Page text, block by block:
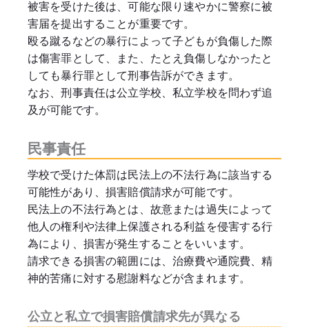
被害を受けた後は、可能な限り速やかに警察に被
害届を提出することが重要です。
殴る蹴るなどの暴行によって子どもが負傷した際
は傷害罪として、また、たとえ負傷しなかったと
しても暴行罪として刑事告訴ができます。
なお、刑事責任は公立学校、私立学校を問わず追
及が可能です。
民事責任
学校で受けた体罰は民法上の不法行為に該当する
可能性があり、損害賠償請求が可能です。
民法上の不法行為とは、故意または過失によって
他人の権利や法律上保護される利益を侵害する行
為により、損害が発生することをいいます。
請求できる損害の範囲には、治療費や通院費、精
神的苦痛に対する慰謝料などが含まれます。
公立と私立で損害賠償請求先が異なる